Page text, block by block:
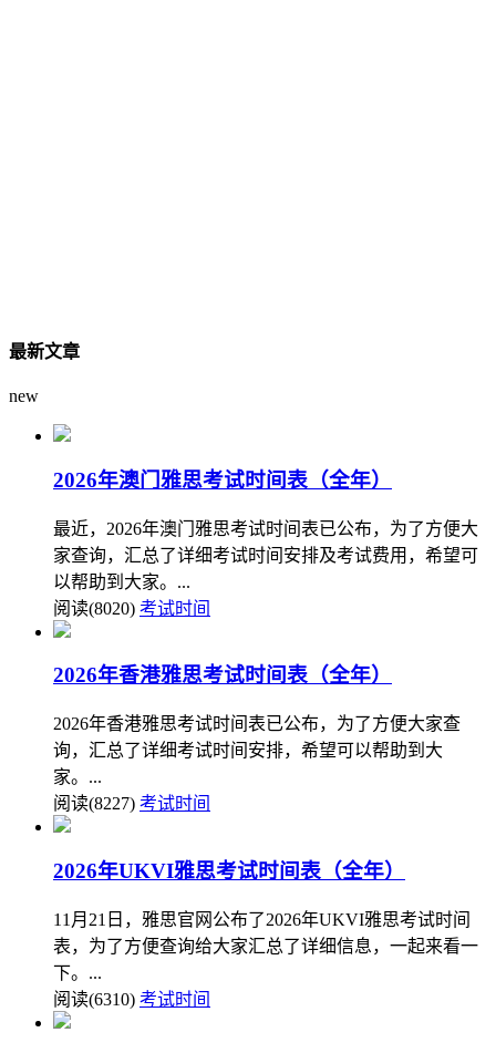
最新文章
new
2026年澳门雅思考试时间表（全年）
最近，2026年澳门雅思考试时间表已公布，为了方便大
家查询，汇总了详细考试时间安排及考试费用，希望可
以帮助到大家。...
阅读(8020) 考试时间
2026年香港雅思考试时间表（全年）
2026年香港雅思考试时间表已公布，为了方便大家查
询，汇总了详细考试时间安排，希望可以帮助到大
家。...
阅读(8227) 考试时间
2026年UKVI雅思考试时间表（全年）
11月21日，雅思官网公布了2026年UKVI雅思考试时间
表，为了方便查询给大家汇总了详细信息，一起来看一
下。...
阅读(6310) 考试时间